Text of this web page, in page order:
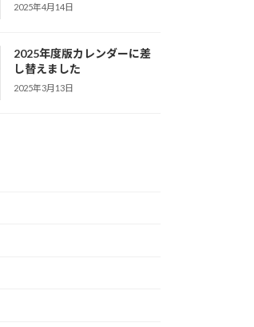
2025年4月14日
2025年度版カレンダーに差
し替えました
2025年3月13日